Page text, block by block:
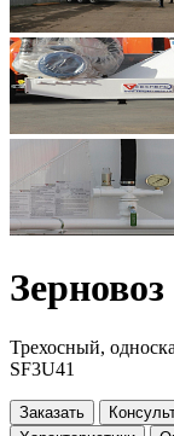
Трехосный,
SF3U41
Заказать